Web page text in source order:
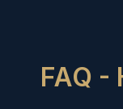
FAQ -